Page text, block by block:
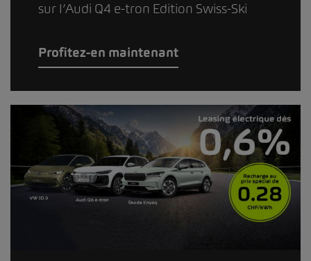
sur l’Audi Q4 e-tron Edition Swiss-Ski
Profitez-en maintenant